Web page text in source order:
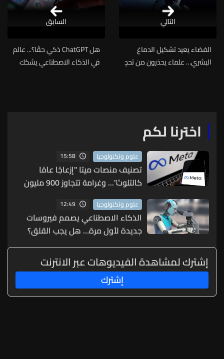
التالي
الفضاء يعيد تشكيل الدماغ
البشري… علماء يحذرون من تحدٍ
هل ChatGPT ذكي حقًا؟... عالم
في الذكاء الاصطناعي يشكك
السابق
اخترنا لكم
علوم وتكنولوجيا 15:58
تصنيف منصات ميتا "إزعاجًا عامًا
كالتلوث"... وغرامة تتجاوز 900 مليون
دولار!
علوم وتكنولوجيا 12:49
الذكاء الاصطناعي يصمم فيروسات
جديدة لأول مرة… هل يجب القلق؟
إشترك لمشاهدة الفيديوهات عبر الانترنت
إشترك